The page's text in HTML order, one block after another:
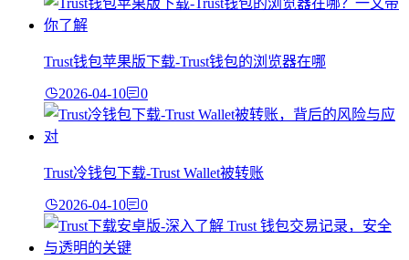
Trust钱包苹果版下载-Trust钱包的浏览器在哪
2026-04-10 0
Trust冷钱包下载-Trust Wallet被转账
2026-04-10 0